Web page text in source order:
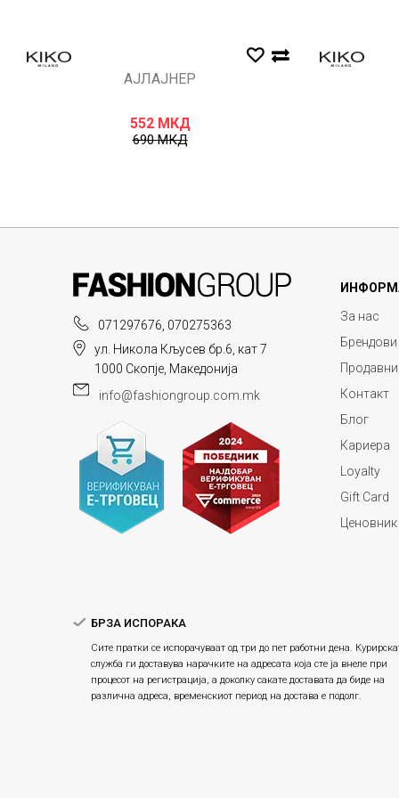
АЈЛАЈНЕР
552 МКД
690МКД
071297676, 070275363
ул. Никола Кљусев бр.6, кат 7
1000 Скопје, Македонија
info@fashiongroup.com.mk
За нас
Брендови
Контакт
Блог
Кариера
Loyalty
Gift Card
Ценовник
БРЗА ИСПОРАКА
Сите пратки се испорачуваат од три до пет работни дена.
служба ги доставува нарачките на адресата која сте ја внеле при
процесот на регистрација, а доколку сакате доставата да биде на
различна адреса, временскиот период на достава е подолг.